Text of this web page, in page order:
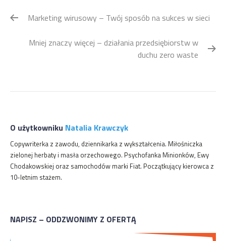
Nawigacja
Marketing wirusowy – Twój sposób na sukces w sieci
Mniej znaczy więcej – działania przedsiębiorstw w
duchu zero waste
O użytkowniku Natalia Krawczyk
Copywriterka z zawodu, dziennikarka z wykształcenia. Miłośniczka
zielonej herbaty i masła orzechowego. Psychofanka Minionków, Ewy
Chodakowskiej oraz samochodów marki Fiat. Początkujący kierowca z
10-letnim stażem.
NAPISZ – ODDZWONIMY Z OFERTĄ